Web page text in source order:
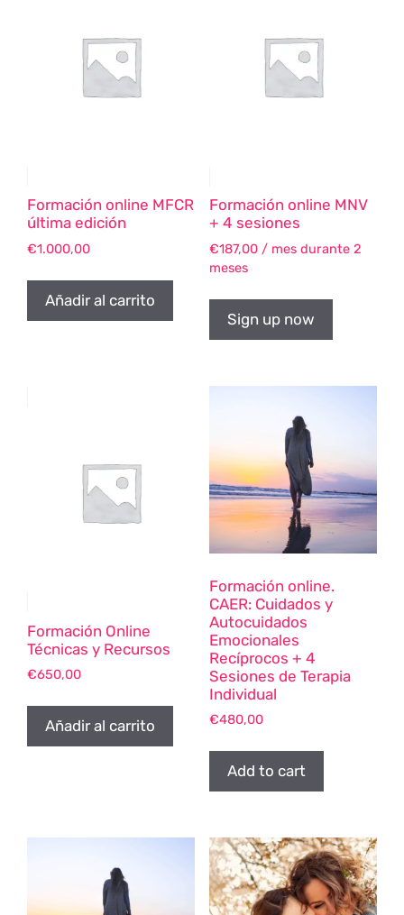
Formación online MFCR
última edición
€1.000,00
Añadir al carrito
Formación online MNV
+ 4 sesiones
€187,00 / mes durante 2
meses
Sign up now
Formación Online
Técnicas y Recursos
€650,00
Añadir al carrito
Formación online.
CAER: Cuidados y
Autocuidados
Emocionales
Recíprocos + 4
Sesiones de Terapia
Individual
€480,00
Add to cart